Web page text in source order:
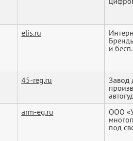
elis.ru
и
45-reg.ru
Завод
arm-eg.ru
ООО
под